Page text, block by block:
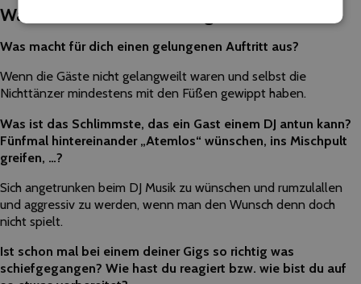
Während der Veranstaltung
Was macht für dich einen gelungenen Auftritt aus?
Wenn die Gäste nicht gelangweilt waren und selbst die
Nichttänzer mindestens mit den Füßen gewippt haben.
Was ist das Schlimmste, das ein Gast einem DJ antun kann?
Fünfmal hintereinander „Atemlos“ wünschen, ins Mischpult
greifen, …?
Sich angetrunken beim DJ Musik zu wünschen und rumzulallen
und aggressiv zu werden, wenn man den Wunsch denn doch
nicht spielt.
Ist schon mal bei einem deiner Gigs so richtig was
schiefgegangen? Wie hast du reagiert bzw. wie bist du auf